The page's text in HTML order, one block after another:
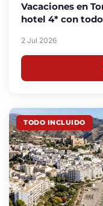
Vacaciones en
hotel 4* con
2 Jul 2026
TODO INCLUIDO